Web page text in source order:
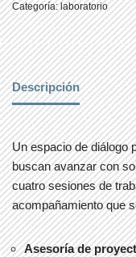
Categoría:laboratorio
Descripción
Un espacio de diálogo
buscan avanzar con
cuatro sesiones de
acompañamiento que
Asesoría de